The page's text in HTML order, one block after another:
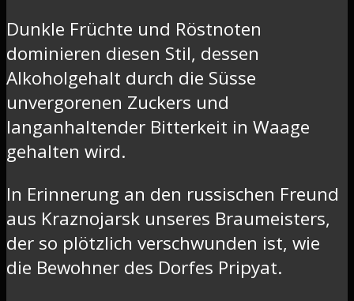
Dunkle Früchte und Röstnoten
dominieren diesen Stil, dessen
Alkoholgehalt durch die Süsse
unvergorenen Zuckers und
langanhaltender Bitterkeit in Waage
gehalten wird.
In Erinnerung an den russischen Freund
aus Kraznojarsk unseres Braumeisters,
der so plötzlich verschwunden ist, wie
die Bewohner des Dorfes Pripyat.